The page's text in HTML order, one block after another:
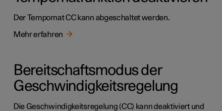
Der Tempomat CC kann abgeschaltet werden.
Mehr erfahren
Bereitschaftsmodus der
Geschwindigkeitsregelung
Die Geschwindigkeitsregelung (CC) kann deaktiviert und